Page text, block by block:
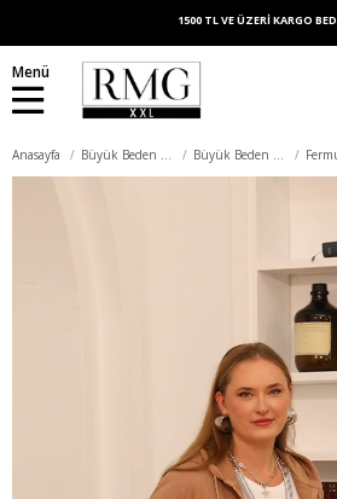
1500 TL VE ÜZERİ KARGO
Menü
Anasayfa Büyük Beden Üst Giyim Büyük Beden Sweatshirt